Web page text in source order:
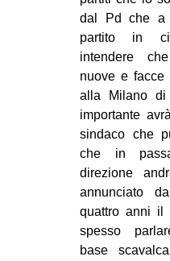
dal Pd che a
partito in
intendere
nuove e facce
alla Milano di
importante
sindaco che
che in
direzione
annunciato
quattro anni il
spesso
base